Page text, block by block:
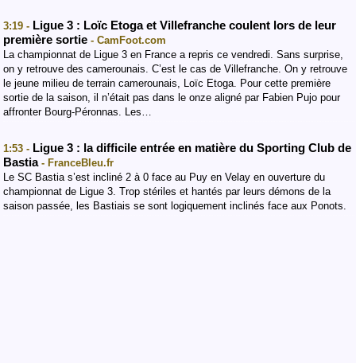
3:19 - Ligue 3 : Loïc Etoga et Villefranche coulent lors de leur
première sortie - CamFoot.com
La championnat de Ligue 3 en France a repris ce vendredi. Sans surprise,
on y retrouve des camerounais. C’est le cas de Villefranche. On y retrouve
le jeune milieu de terrain camerounais, Loïc Etoga. Pour cette première
sortie de la saison, il n’était pas dans le onze aligné par Fabien Pujo pour
affronter Bourg-Péronnas. Les…
1:53 - Ligue 3 : la difficile entrée en matière du Sporting Club de
Bastia - FranceBleu.fr
Le SC Bastia s’est incliné 2 à 0 face au Puy en Velay en ouverture du
championnat de Ligue 3. Trop stériles et hantés par leurs démons de la
saison passée, les Bastiais se sont logiquement inclinés face aux Ponots.